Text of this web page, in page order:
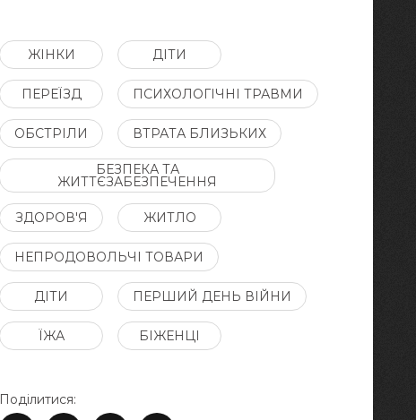
Поділитися:
ЖІНКИ ДІТИ
ПЕРЕЇЗД ПСИХОЛОГІЧНІ ТРАВМИ
ОБСТРІЛИ ВТРАТА БЛИЗЬКИХ
БЕЗПЕКА ТА
ЖИТТЄЗАБЕЗПЕЧЕННЯ
ЗДОРОВ'Я ЖИТЛО
НЕПРОДОВОЛЬЧІ ТОВАРИ
ДІТИ ПЕРШИЙ ДЕНЬ ВІЙНИ
ЇЖА БІЖЕНЦІ